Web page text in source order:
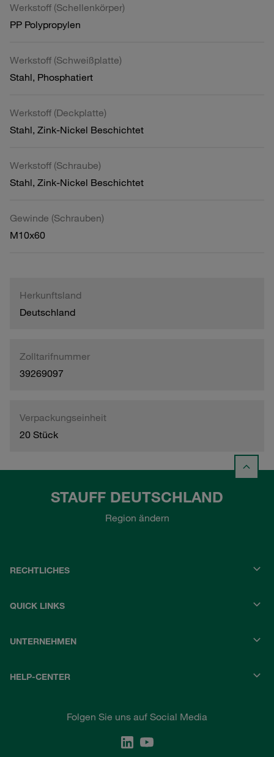
Werkstoff (Schellenkörper)
PP Polypropylen
Werkstoff (Schweißplatte)
Stahl, Phosphatiert
Werkstoff (Deckplatte)
Stahl, Zink-Nickel Beschichtet
Werkstoff (Schraube)
Stahl, Zink-Nickel Beschichtet
Gewinde (Schrauben)
M10x60
Herkunftsland
Deutschland
Zolltarifnummer
39269097
Verpackungseinheit
20 Stück
STAUFF DEUTSCHLAND
Region ändern
RECHTLICHES
QUICK LINKS
UNTERNEHMEN
HELP-CENTER
Folgen Sie uns auf Social Media